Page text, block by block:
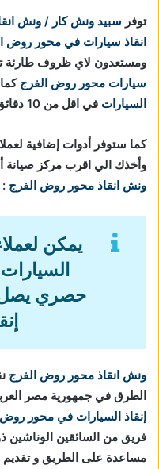
توفر سبيد ونش كار / ونش
انقاذ سيارات في محور روض
ومستعدون لاي ظروف طارئة
سيارات محور روض الفرج
السيارات في اقل من 10 دقائق.
كما ستوفر أدوات إضافية
وأخذك الي اقرب مركز صيانة
ونش انقاذ محور روض الفرج :
يمكن
ونش انقاذ محور روض الفرج
الطرق في جمهورية مصر
إنقاذ السيارات في محور
فريق من السائقين الوناشين
مساعدة على الطريق و